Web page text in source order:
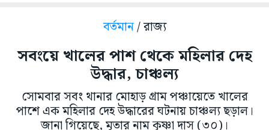
বর্তমান/ রাজ্য
সবংয়ে খালের পাশ থেকে মহিলার দেহ
উদ্ধার, চাঞ্চল্য
সোমবার সবং থানার মোহাড় গ্রাম পঞ্চায়েতে খালের
পাশে এক মহিলার দেহ উদ্ধারের ঘটনায় চাঞ্চল্য ছড়াল।
জানা গিয়েছে, মৃতার নাম কৃষ্ণা দাস (৩০)।